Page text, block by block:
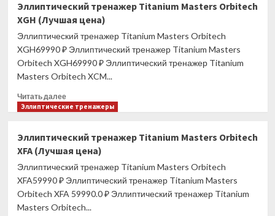
тренажер
TRUE
XC900
c
Envision9
(Лучшая
Эллиптический тренажер Titanium Masters Orbitech
XGH (Лучшая цена)
Эллиптический тренажер Titanium Masters Orbitech
XGH69990 ₽ Эллиптический тренажер Titanium Masters
Orbitech XGH69990 ₽ Эллиптический тренажер Titanium
Masters Orbitech XCM...
Читать далееПрочитать
больше
тренажер
Titanium
Masters
Orbitech
(Лучшая
цена)
Эллиптические тренажеры
Эллиптический тренажер Titanium Masters Orbitech
XFA (Лучшая цена)
Эллиптический тренажер Titanium Masters Orbitech
XFA59990 ₽ Эллиптический тренажер Titanium Masters
Orbitech XFA 59990.0 ₽ Эллиптический тренажер Titanium
Masters Orbitech...